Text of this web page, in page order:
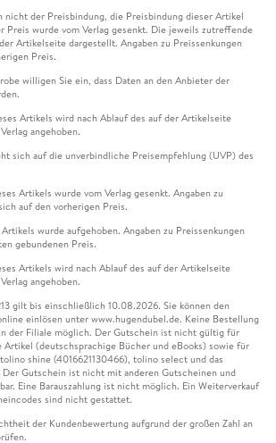
nicht der Preisbindung, die Preisbindung dieser Artikel
Preis wurde vom Verlag gesenkt. Die jeweils zutreffende
Artikelseite dargestellt. Angaben zu Preissenkungen
Preis.
willigen Sie ein, dass Daten an den Anbieter der
Artikels wird nach Ablauf des auf der Artikelseite
angehoben.
sich auf die unverbindliche Preisempfehlung (UVP) des
Artikels wurde vom Verlag gesenkt. Angaben zu
auf den vorherigen Preis.
wurde aufgehoben. Angaben zu Preissenkungen
gebundenen Preis.
Artikels wird nach Ablauf des auf der Artikelseite
angehoben.
gilt bis einschließlich 10.08.2026. Sie können den
einlösen unter www.hugendubel.de. Keine Bestellung
der Filiale möglich. Der Gutschein ist nicht gültig für
(deutschsprachige Bücher und eBooks) sowie für
shine (4016621130466), tolino select und das
Gutschein ist nicht mit anderen Gutscheinen und
Eine Barauszahlung ist nicht möglich. Ein Weiterverkauf
sind nicht gestattet.
der Kundenbewertung aufgrund der großen Zahl an